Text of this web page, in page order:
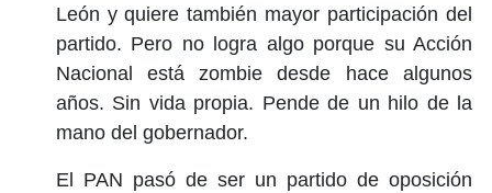
León y quiere también mayor participación del
partido. Pero no logra algo porque su Acción
Nacional está zombie desde hace algunos
años. Sin vida propia. Pende de un hilo de la
mano del gobernador.
El PAN pasó de ser un partido de oposición